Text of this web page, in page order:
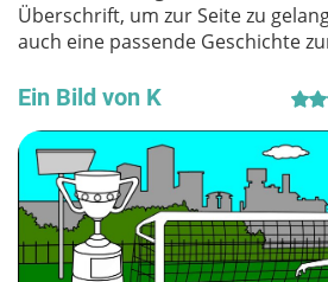
Überschrift, um zur Seite zu
auch eine passende Geschichte
Ein Bild von K